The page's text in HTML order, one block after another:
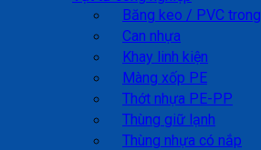
Băng keo / PVC trong
Can nhựa
Khay linh kiện
Màng xốp PE
Thớt nhựa PE-PP
Thùng giữ lạnh
Thùng nhựa có nắp